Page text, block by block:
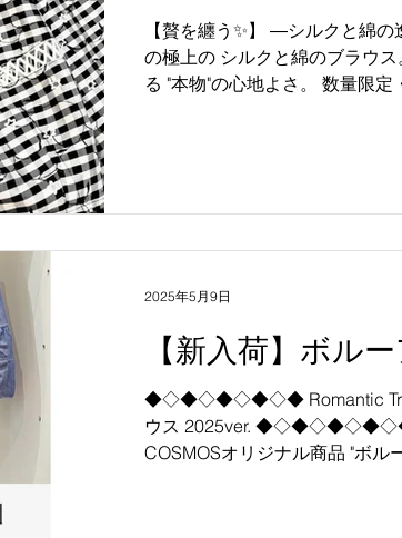
【贅を纏う✨】 ―シルクと綿の逸品展― インポート素材
の極上の シルクと綿のブラウス。 肌に触れた瞬間に分か
る "本物"の心地よさ。 数量限定・一点もの 素材の良さと
【新入荷】ボル
◆◇◆◇◆◇◆◇◆ Romantic
ウス 2025ver. ◆◇◆◇◆◇◆◇◆
COSMOSオリジナル商品 "ボル
2025年5月9日